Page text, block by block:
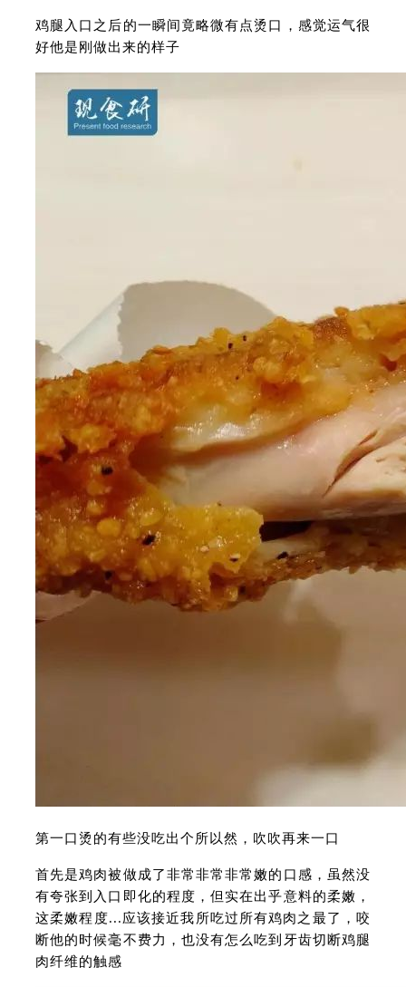
鸡腿入口之后的一瞬间竟略微有点烫口，感觉运气很
好他是刚做出来的样子
第一口烫的有些没吃出个所以然，吹吹再来一口
首先是鸡肉被做成了非常非常非常嫩的口感，虽然没
有夸张到入口即化的程度，但实在出乎意料的柔嫩，
这柔嫩程度...应该接近我所吃过所有鸡肉之最了，咬
断他的时候毫不费力，也没有怎么吃到牙齿切断鸡腿
肉纤维的触感